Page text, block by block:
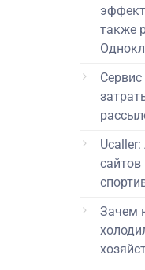
также
Зачем